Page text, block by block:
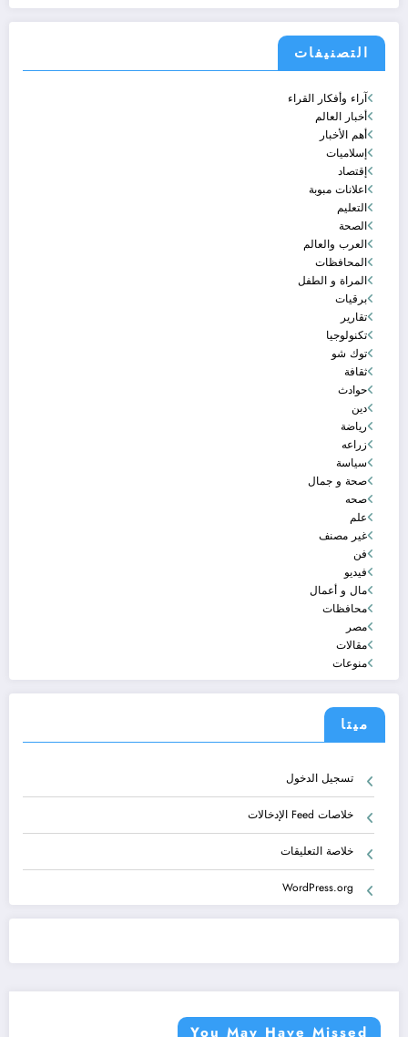
التصنيفات
آراء وأفكار القراء
أخبار العالم
أهم الأخبار
إسلاميات
إقتصاد
اعلانات مبوبة
التعليم
الصحة
العرب والعالم
المحافظات
المراة و الطفل
برقيات
تقارير
تكنولوجيا
توك شو
ثقافة
حوادث
دين
رياضة
زراعه
سياسة
صحة و جمال
صحه
علم
غير مصنف
فن
فيديو
مال و أعمال
محافظات
مصر
مقالات
منوعات
ميتا
تسجيل الدخول
خلاصات Feed الإدخالات
خلاصة التعليقات
WordPress.org
You May Have Missed